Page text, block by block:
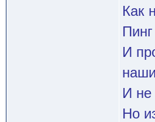
Как
И
И не
Но